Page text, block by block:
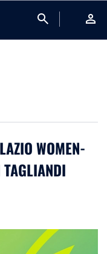
search person
WOMEN-